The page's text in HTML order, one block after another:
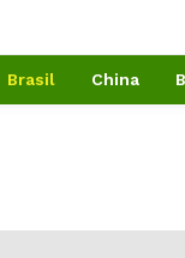
Brasil China